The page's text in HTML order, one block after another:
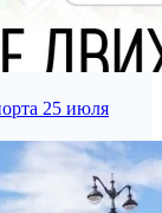
25 июля